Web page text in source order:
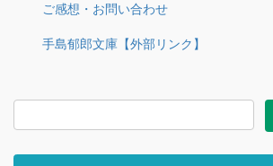
ご感想・お問い合わせ
手島郁郎文庫【外部リンク】